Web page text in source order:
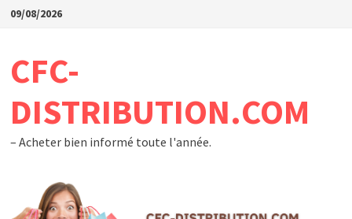
Passer
09/08/2026
CFC-
DISTRIBUTION.COM
– Acheter bien informé toute l'année.